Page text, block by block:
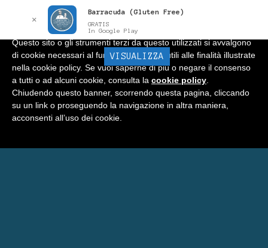
BARRACUDA Menu
Home
Negozio
✕
Barracuda (Gluten Free)
GRATIS
In Google Play
VISUALIZZA
Informativa
Questo sito o gli strumenti terzi da questo utilizzati si avvalgono
di cookie necessari al funzionamento ed utili alle finalità illustrate
nella cookie policy. Se vuoi saperne di più o negare il consenso
a tutti o ad alcuni cookie, consulta la cookie policy
Chiudendo questo banner, scorrendo questa pagina, cliccando
su un link o proseguendo la navigazione in altra maniera,
acconsenti all’uso dei cookie.